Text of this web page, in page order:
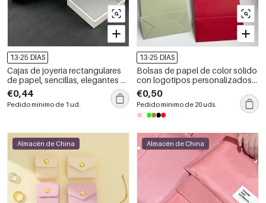
13-25 DÍAS
Cajas de joyería rectangulares
de papel, sencillas, elegantes y
de color liso, de franela.
€0,44
Pedido mínimo de 1 ud.
13-25 DÍAS
Bolsas de papel de color sólido
con logotipos personalizados
disponibles
€0,50
Pedido mínimo de 20 uds.
Almacén de China Almacén de China